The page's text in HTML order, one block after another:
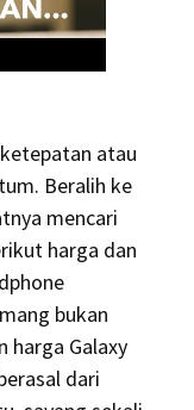
atau
Beralih ke
mencari
harga dan
bukan
harga Galaxy
dari